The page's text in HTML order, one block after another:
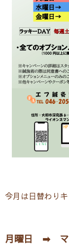
今月は日替わり
月曜日 ➡